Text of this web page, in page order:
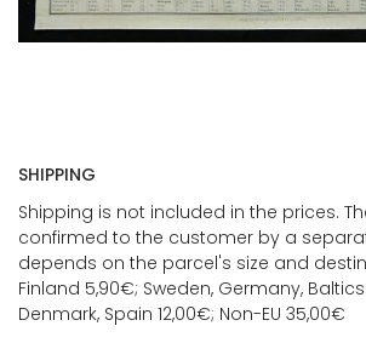
SHIPPING
Shipping is not included in the prices.
confirmed to the customer by a
depends on the parcel's size and
Finland 5,90€; Sweden, Germany,
Denmark, Spain 12,00€; Non-EU 35,00€